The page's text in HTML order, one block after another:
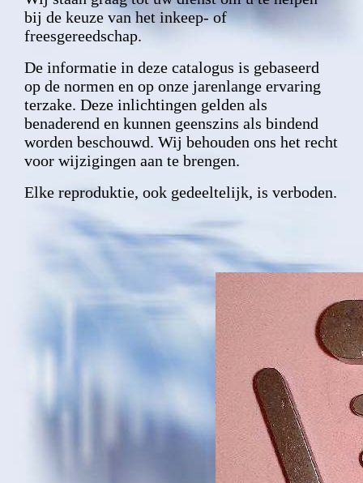
bij de keuze van het inkeep- of
freesgereedschap.
De informatie in deze catalogus is gebaseerd
op de normen en op onze jarenlange ervaring
terzake. Deze inlichtingen gelden als
benaderend en kunnen geenszins als bindend
worden beschouwd. Wij behouden ons het recht
voor wijzigingen aan te brengen.
Elke reproduktie, ook gedeeltelijk, is verboden.